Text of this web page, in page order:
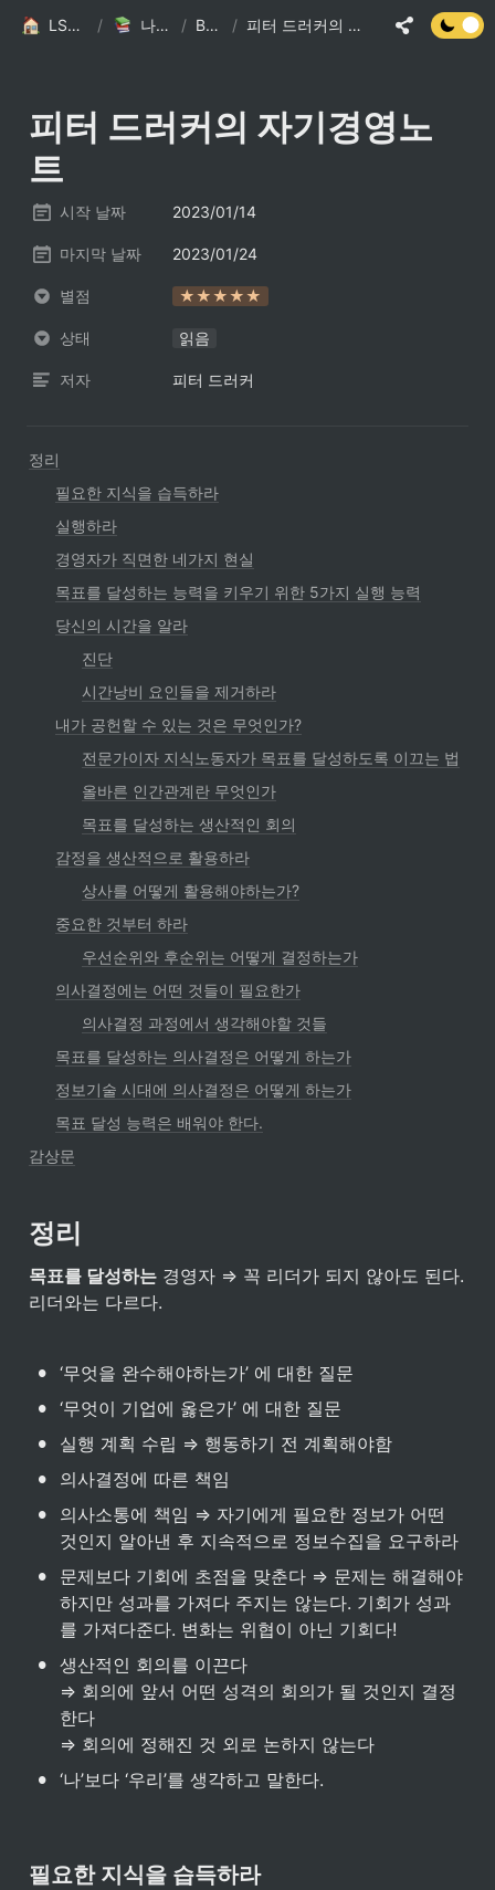
LSJ HOME / 나의 책장 / Books / 피터 드러커의 자기경영노트
피터 드러커의 자기경영노
트
시작 날짜 2023/01/14
마지막 날짜 2023/01/24
별점 ★★★★★
상태 읽음
저자 피터 드러커
정리
필요한 지식을 습득하라
실행하라
경영자가 직면한 네가지 현실
목표를 달성하는 능력을 키우기 위한 5가지 실행 능력
당신의 시간을 알라
진단
시간낭비 요인들을 제거하라
내가 공헌할 수 있는 것은 무엇인가?
전문가이자 지식노동자가 목표를 달성하도록 이끄는 법
올바른 인간관계란 무엇인가
목표를 달성하는 생산적인 회의
감정을 생산적으로 활용하라
상사를 어떻게 활용해야하는가?
중요한 것부터 하라
우선순위와 후순위는 어떻게 결정하는가
의사결정에는 어떤 것들이 필요한가
의사결정 과정에서 생각해야할 것들
목표를 달성하는 의사결정은 어떻게 하는가
정보기술 시대에 의사결정은 어떻게 하는가
목표 달성 능력은 배워야 한다.
감상문
정리
목표를 달성하는 경영자 ⇒ 꼭 리더가 되지 않아도 된다.
리더와는 다르다.
• ‘무엇을 완수해야하는가’ 에 대한 질문
• ‘무엇이 기업에 옳은가’ 에 대한 질문
• 실행 계획 수립 ⇒ 행동하기 전 계획해야함
• 의사결정에 따른 책임
•
의사소통에 책임 ⇒ 자기에게 필요한 정보가 어떤
것인지 알아낸 후 지속적으로 정보수집을 요구하라
•
문제보다 기회에 초점을 맞춘다 ⇒ 문제는 해결해야
하지만 성과를 가져다 주지는 않는다. 기회가 성과
를 가져다준다. 변화는 위협이 아닌 기회다!
• 생산적인 회의를 이끈다
⇒ 회의에 앞서 어떤 성격의 회의가 될 것인지 결정
한다
⇒ 회의에 정해진 것 외로 논하지 않는다
• ‘나’보다 ‘우리’를 생각하고 말한다.
필요한 지식을 습득하라